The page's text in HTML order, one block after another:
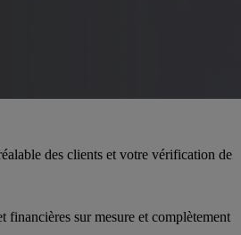
des clients et votre vérification de